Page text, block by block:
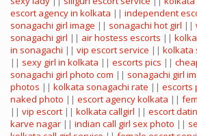
escort agency in kolkata || independent
sonagachi girl image || sonagachi hot girl ||
sonagachi girl || air hostess escorts ||
in sonagachi || vip escort service || kolkata
|| sexy girl in kolkata || escorts pics ||
sonagachi girl photo com || sonagachi girl
photos || kolkata sonagachi rate || escorts
naked photo || escort agency kolkata ||
|| vip escort || kolkata callgirl || escort
karve nagar || indian call girl sex photo ||